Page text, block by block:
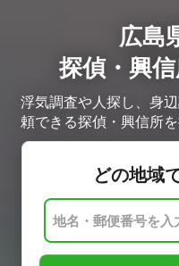
広島
探偵・興
浮気調査や人探し、身
頼できる探偵・興信所を
どの地域